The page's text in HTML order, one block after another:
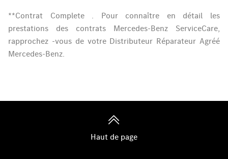
**Contrat Complete . Pour connaître en détail les
prestations des contrats Mercedes-Benz ServiceCare,
rapprochez -vous de votre Distributeur Réparateur Agréé
Mercedes-Benz.
Haut de page